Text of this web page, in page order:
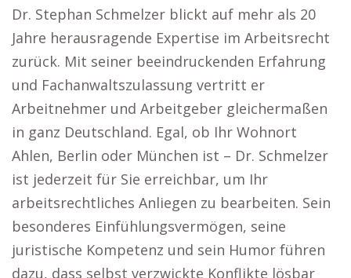
Dr. Stephan Schmelzer blickt auf mehr als 20
Jahre herausragende Expertise im Arbeitsrecht
zurück. Mit seiner beeindruckenden Erfahrung
und Fachanwaltszulassung vertritt er
Arbeitnehmer und Arbeitgeber gleichermaßen
in ganz Deutschland. Egal, ob Ihr Wohnort
Ahlen, Berlin oder München ist – Dr. Schmelzer
ist jederzeit für Sie erreichbar, um Ihr
arbeitsrechtliches Anliegen zu bearbeiten. Sein
besonderes Einfühlungsvermögen, seine
juristische Kompetenz und sein Humor führen
dazu, dass selbst verzwickte Konflikte lösbar